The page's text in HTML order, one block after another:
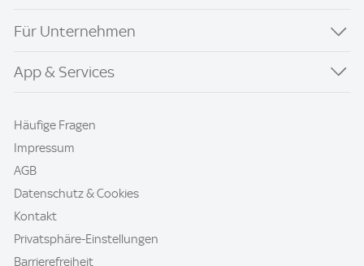
Für Unternehmen
App & Services
Häufige Fragen
Impressum
AGB
Datenschutz & Cookies
Kontakt
Privatsphäre-Einstellungen
Barrierefreiheit